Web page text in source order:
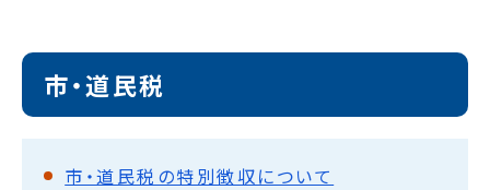
市・道民税
市・道民税の特別徴収について